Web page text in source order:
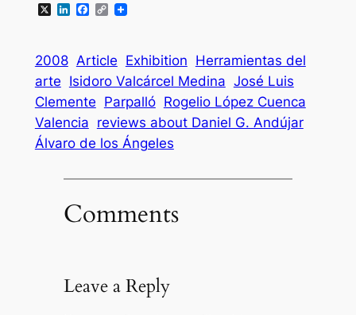
X LinkedIn
Facebook
Copy
2008 Article Exhibition Herramientas del
arte Isidoro Valcárcel Medina José Luis
Clemente Parpalló Rogelio López Cuenca
Valencia reviews about Daniel G. Andújar
Álvaro de los Ángeles
Comments
Leave a Reply